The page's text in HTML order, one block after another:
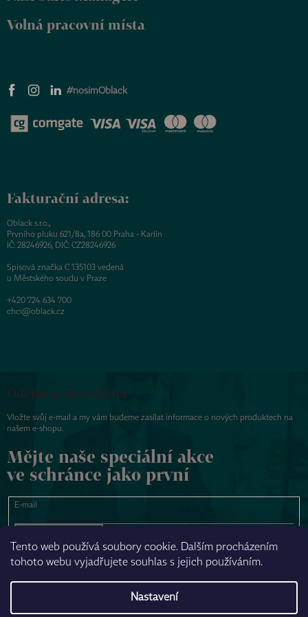
Tento web používá soubory cookie. Dalším procházením
tohoto webu vyjadřujete souhlas s jejich používáním.
Nastavení
Volná pracovní místa
#nosimOblack
Fakturační adresa:
Oblack s.r.o.,
Prvního pluku 621/8a, 186 00 Praha - Karlín
IČ: 28246926, DIČ: CZ28246926
Spisová značka C 135103 vedená
u Městského soudu v Praze
+420 724 634 700
chci@oblack.cz
Odebírat newsletter
Vložte svůj e-mail a my vám budeme zasílat informace o nových produktech na
našem e-shopu.
Mějte naše speciální akce
ve schránce jako první
E-mail
NAPSAT ZPRÁVU